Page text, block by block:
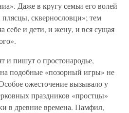
Даже в кругу семьи его волей
сквернословци»; тем
себе и дети, и жену, и вся сущая
и пишут о простонародье,
на подобные «позорный игры» не
ожесточение вызывало у
праздников «простцы»
в древние времена. Памфил,